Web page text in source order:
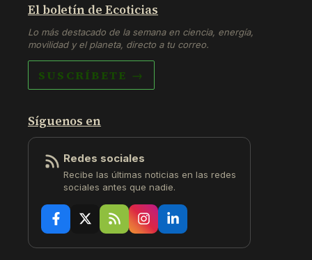
El boletín de Ecoticias
Lo más destacado de la semana en ciencia, energía,
movilidad y el planeta, directo a tu correo.
SUSCRÍBETE →
Síguenos en
Redes sociales
Recibe las últimas noticias en las redes
sociales antes que nadie.